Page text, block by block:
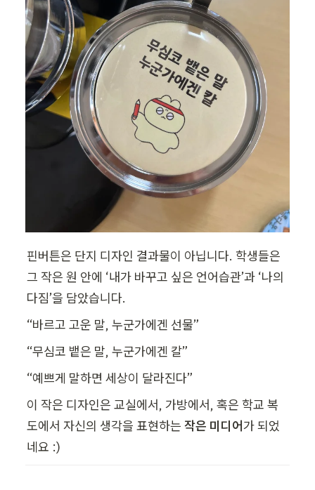
핀버튼은 단지 디자인 결과물이 아닙니다. 학생들은
그 작은 원 안에 ‘내가 바꾸고 싶은 언어습관’과 ‘나의
다짐’을 담았습니다.
“바르고 고운 말, 누군가에겐 선물”
“무심코 뱉은 말, 누군가에겐 칼”
“예쁘게 말하면 세상이 달라진다”
이 작은 디자인은 교실에서, 가방에서, 혹은 학교 복
도에서 자신의 생각을 표현하는 작은 미디어가 되었
네요 :)